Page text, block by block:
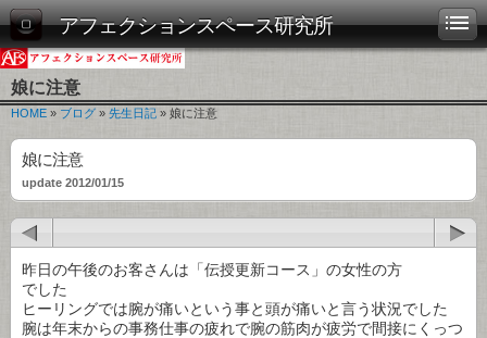
アフェクションスペース研究所
娘に注意
HOME » ブログ » 先生日記 » 娘に注意
娘に注意
update 2012/01/15
昨日の午後のお客さんは「伝授更新コース」の女性の方
でした
ヒーリングでは腕が痛いという事と頭が痛いと言う状況でした
腕は年末からの事務仕事の疲れで腕の筋肉が疲労で間接にくっつ